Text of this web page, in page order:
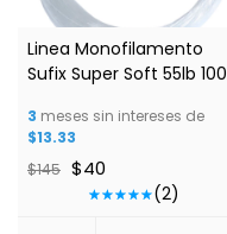
1/2
Linea Monofilamento
Sufix Super Soft 55lb 100
3 meses sin intereses de
$13.33
$145 $40
(2)